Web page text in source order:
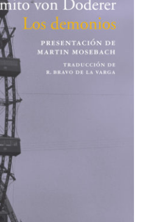
BUSCAR
LISTA DE LIBROS